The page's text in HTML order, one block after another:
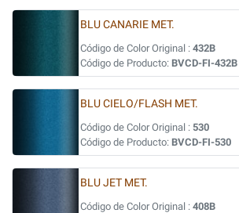
BLU CANARIE MET.
Código de Color Original : 432B
Código de Producto: BVCD-FI-432B
BLU CIELO/FLASH MET.
Código de Color Original : 530
Código de Producto: BVCD-FI-530
BLU JET MET.
Código de Color Original : 408B